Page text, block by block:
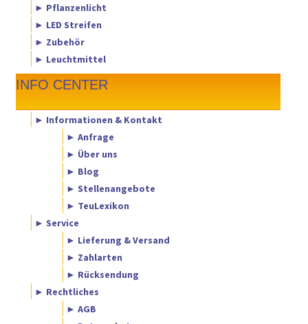
► Pflanzenlicht
► LED Streifen
► Zubehör
► Leuchtmittel
INFO CENTER
► Informationen & Kontakt
► Anfrage
► Über uns
► Blog
► Stellenangebote
► TeuLexikon
► Service
► Lieferung & Versand
► Zahlarten
► Rücksendung
► Rechtliches
► AGB